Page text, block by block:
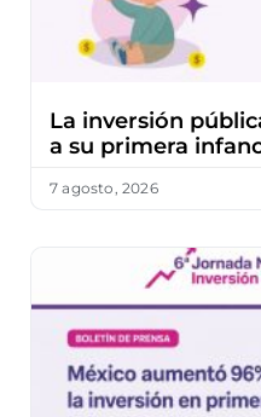
La inversión
a su primera
7 agosto, 2026